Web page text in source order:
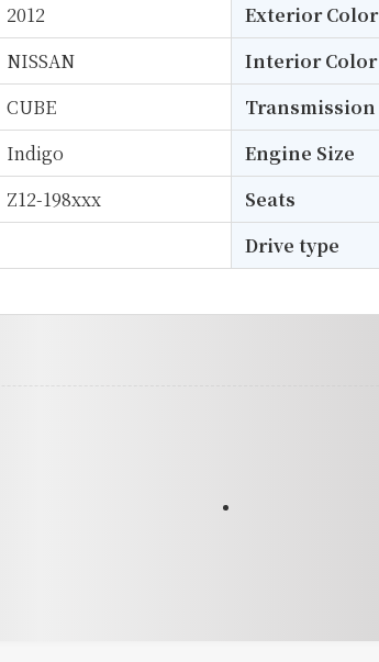
2012 Exterior Color
NISSAN Interior Color
CUBE Transmission
Indigo Engine Size
Z12-198xxx Seats
Drive type